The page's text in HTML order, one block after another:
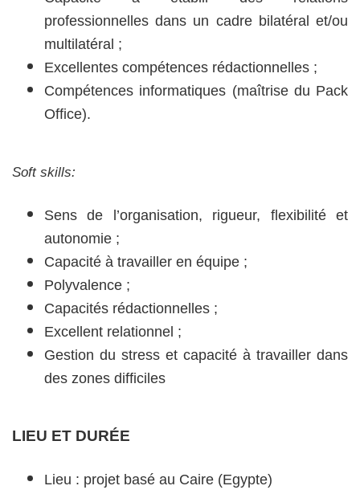
professionnelles dans un cadre bilatéral et/ou
multilatéral ;
Excellentes compétences rédactionnelles ;
Compétences informatiques (maîtrise du Pack
Office).
Soft skills:
Sens de l’organisation, rigueur, flexibilité et
autonomie ;
Capacité à travailler en équipe ;
Polyvalence ;
Capacités rédactionnelles ;
Excellent relationnel ;
Gestion du stress et capacité à travailler dans
des zones difficiles
LIEU ET DURÉE
Lieu : projet basé au Caire (Egypte)